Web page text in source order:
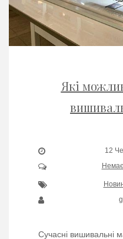
Які
12
Сучасні вишивальні